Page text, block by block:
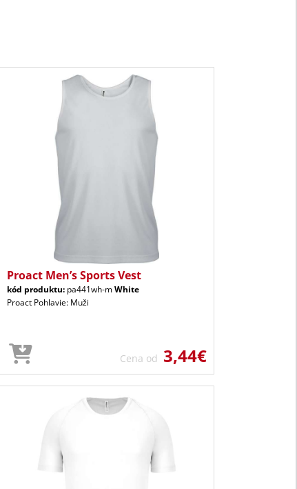
Proact Men’s Sports Vest
kód produktu: pa441wh-mWhite
Proact Pohlavie: Muži
Cena od 3,44€